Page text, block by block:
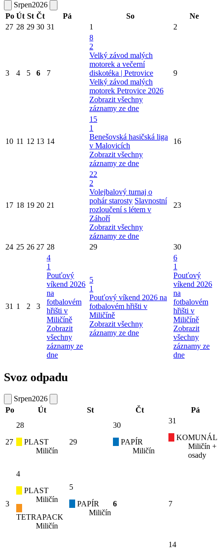
Srpen2026
Po Út St Čt Pá So
Ne
27 28 29 30 31 1 2
3 4 5 6 7
8
2
Velký závod malých
motorek a večerní
diskotéka | Petrovice
Velký závod malých
motorek Petrovice 2026
Zobrazit všechny
záznamy ze dne
9
10 11 12 13 14
15
1
Benešovská hasičská liga
v Malovicích
Zobrazit všechny
záznamy ze dne
16
17 18 19 20 21
22
2
Volejbalový turnaj o
pohár starosty Slavnostní
rozloučení s létem v
Záhoří
Zobrazit všechny
záznamy ze dne
23
24 25 26 27 28 29 30
31 1 2 3
4
1
Pouťový
víkend 2026
na
fotbalovém
hřišti v
Miličíně
Zobrazit
všechny
záznamy ze
dne
5
1
Pouťový víkend 2026 na
fotbalovém hřišti v
Miličíně
Zobrazit všechny
záznamy ze dne
6
1
Pouťový
víkend 2026
na
fotbalovém
hřišti v
Miličíně
Zobrazit
všechny
záznamy ze
dne
Svoz odpadu
Srpen2026
Po
Út St Čt Pá
27
28
PLAST
Miličín
29
30
PAPÍR
Miličín
31
KOMUNÁL
Miličín +
osady
3
4
PLAST
Miličín
TETRAPACK
Miličín
5
PAPÍR
Miličín
6 7
14